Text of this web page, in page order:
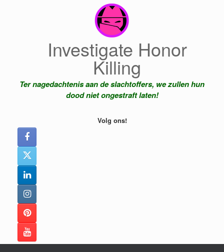
Investigate Honor
Killing
Ter nagedachtenis aan de slachtoffers, we zullen hun
dood niet ongestraft laten!
Volg ons!